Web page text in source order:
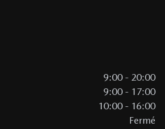
9:00 - 20:00
9:00 - 17:00
10:00 - 16:00
Fermé